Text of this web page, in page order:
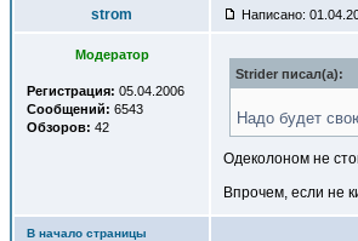
strom Написано:
Модератор
Регистрация: 05.04.2006
Сообщений: 6543
Обзоров: 42
Strider писал(a):
Надо будет
Одеколоном не
Впрочем, если не
В начало страницы